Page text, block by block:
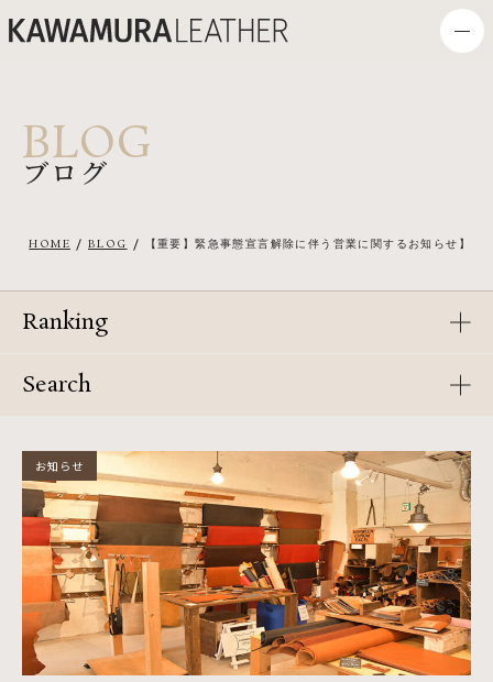
BLOG
ブログ
HOME BLOG 【重要】緊急事態宣言解除に伴う営業に関するお知らせ】
Ranking
Search
お知らせ